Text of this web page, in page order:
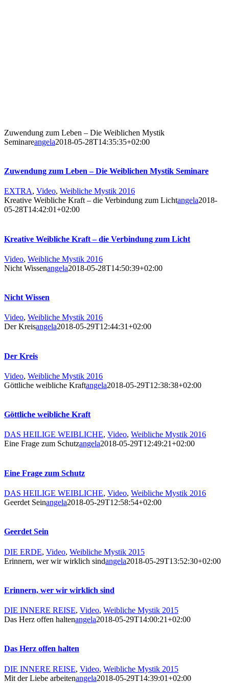
Zuwendung zum Leben – Die Weiblichen Mystik
Seminareangela2018-05-28T14:35:35+02:00
Zuwendung zum Leben – Die Weiblichen Mystik Seminare
EXTRA, Video, Weibliche Mystik 2016
Kreative Weibliche Kraft – die Verbindung zum Lichtangela2018-
05-28T14:42:01+02:00
Kreative Weibliche Kraft – die Verbindung zum Licht
Video, Weibliche Mystik 2016
Nicht Wissenangela2018-05-28T14:50:39+02:00
Nicht Wissen
Video, Weibliche Mystik 2016
Der Kreisangela2018-05-29T12:44:31+02:00
Der Kreis
Video, Weibliche Mystik 2016
Göttliche weibliche Kraftangela2018-05-29T12:38:38+02:00
Göttliche weibliche Kraft
DAS HEILIGE WEIBLICHE, Video, Weibliche Mystik 2016
Eine Frage zum Schutzangela2018-05-29T12:49:21+02:00
Eine Frage zum Schutz
DAS HEILIGE WEIBLICHE, Video, Weibliche Mystik 2016
Geerdet Seinangela2018-05-29T12:58:54+02:00
Geerdet Sein
DIE ERDE, Video, Weibliche Mystik 2015
Erinnern, wer wir wirklich sindangela2018-05-29T13:52:30+02:00
Erinnern, wer wir wirklich sind
DIE INNERE REISE, Video, Weibliche Mystik 2015
Das Herz offen haltenangela2018-05-29T14:00:21+02:00
Das Herz offen halten
DIE INNERE REISE, Video, Weibliche Mystik 2015
Mit der Liebe arbeitenangela2018-05-29T14:39:01+02:00